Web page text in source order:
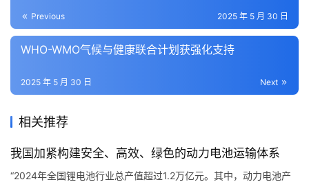
Previous 2025 年 5 月 30 日
WHO-WMO气候与健康联合计划获强化支持
Next
2025 年 5 月 30 日
相关推荐
我国加紧构建安全、高效、绿色的动力电池运输体系
“2024年全国锂电池行业总产值超过1.2万亿元。其中，动力电池产